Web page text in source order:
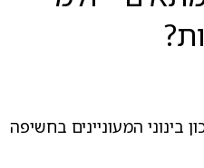
בינוני המעוניינים בחשיפה